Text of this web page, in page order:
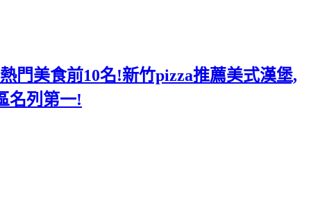
門美食前10名!新竹pizza推薦美式漢堡,
名列第一!